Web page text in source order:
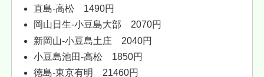
直島-高松 1490円
岡山日生-小豆島大部 2070円
新岡山-小豆島土庄 2040円
小豆島池田-高松 1850円
徳島-東京有明 21460円